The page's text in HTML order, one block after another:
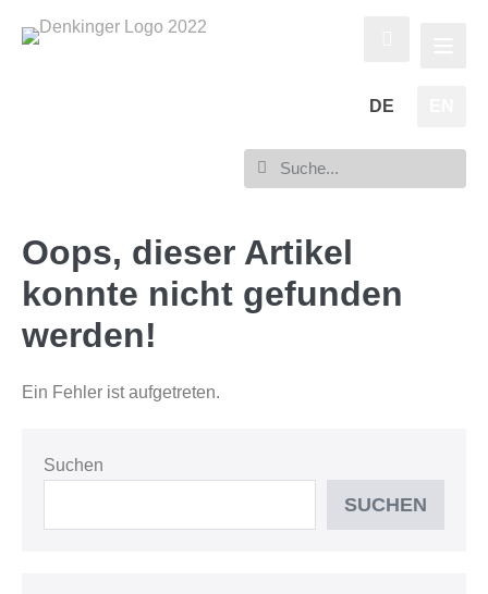
DE
Oops, dieser Artikel
konnte nicht gefunden
werden!
Ein Fehler ist aufgetreten.
Suchen
SUCHEN